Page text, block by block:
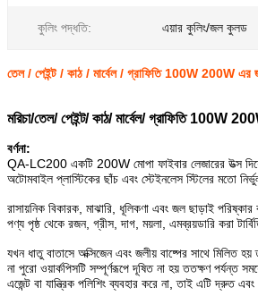
কুলিং পদ্ধতি: এয়ার কুলিং/জল কুলড
তেল / পেইন্ট / কাঠ / মার্বেল / গ্রাফিতি 100W 200W এর
মরিচা/তেল/ পেইন্ট/ কাঠ/ মার্বেল/ গ্রাফিতি 100W
বর্ণনা:
QA-LC200 একটি 200W মোপা ফাইবার লেজারের উত্স
অটোমবাইল প্লাস্টিকের ছাঁচ এবং স্টেইনলেস স্টিলের মতো
রাসায়নিক বিকারক, মাঝারি, ধূলিকণা এবং জল ছাড়াই
পণ্য পৃষ্ঠ থেকে রজন, গ্রীস, দাগ, ময়লা, এমব্রয়ডারি করা
যখন ধাতু বাতাসে অক্সিজেন এবং জলীয় বাষ্পের সাথে মিলিত
না পুরো ওয়ার্কপিসটি সম্পূর্ণরূপে দূষিত না হয় ততক্ষণ পর্যন্ত
এজেন্ট বা যান্ত্রিক পলিশিং ব্যবহার করে না, তাই এটি দ্রুত